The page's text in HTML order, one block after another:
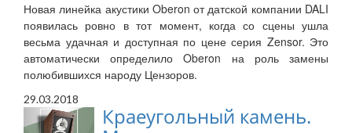
Новая линейка акустики Oberon от датской компании DALI
появилась ровно в тот момент, когда со сцены ушла
весьма удачная и доступная по цене серия Zensor. Это
автоматически определило Oberon на роль замены
полюбившихся народу Цензоров.
29.03.2018
Краеугольный камень.